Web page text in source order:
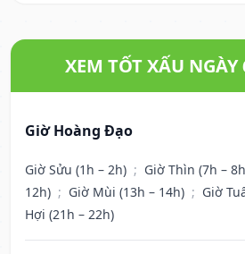
XEM TỐT XẤU NGÀY
Giờ Hoàng Đạo
Giờ Sửu (1h – 2h) ; Giờ Thìn (7h –
12h) ; Giờ Mùi (13h – 14h) ; Giờ
Hợi (21h – 22h)